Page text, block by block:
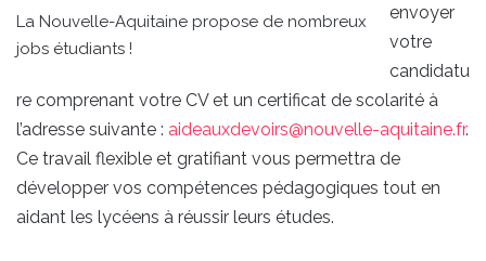
La Nouvelle-Aquitaine propose de nombreux
jobs étudiants !
envoyer
votre
candidatu
re comprenant votre CV et un certificat de scolarité à
l’adresse suivante : aideauxdevoirs@nouvelle-aquitaine.fr.
Ce travail flexible et gratifiant vous permettra de
développer vos compétences pédagogiques tout en
aidant les lycéens à réussir leurs études.